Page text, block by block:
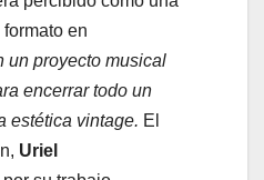
en
un proyecto musical
encerrar todo un
estética vintage. El
Uriel